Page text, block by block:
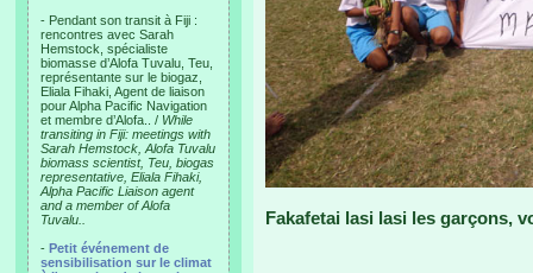
- Pendant son transit à Fiji :
rencontres avec Sarah
Hemstock, spécialiste
biomasse d’Alofa Tuvalu, Teu,
représentante sur le biogaz,
Eliala Fihaki, Agent de liaison
pour Alpha Pacific Navigation
et membre d’Alofa.. / While
transiting in Fiji: meetings with
Sarah Hemstock, Alofa Tuvalu
biomass scientist, Teu, biogas
representative, Eliala Fihaki,
Alpha Pacific Liaison agent
and a member of Alofa
Tuvalu..
- Petit événement de
sensibilisation sur le climat
Fakafetai lasi lasi les garçons,